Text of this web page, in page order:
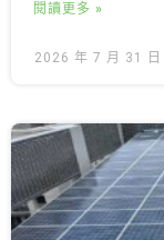
閱讀更多 »
2026 年 7 月 31 日